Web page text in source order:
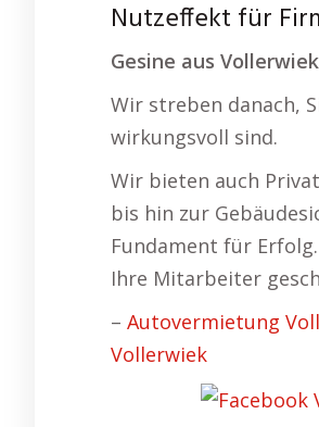
Nutzeffekt für
Gesine aus
Wir streben danach,
wirkungsvoll sind.
Wir bieten auch
bis hin zur
Fundament für
Ihre Mitarbeiter
– Autovermietung
Vollerwiek